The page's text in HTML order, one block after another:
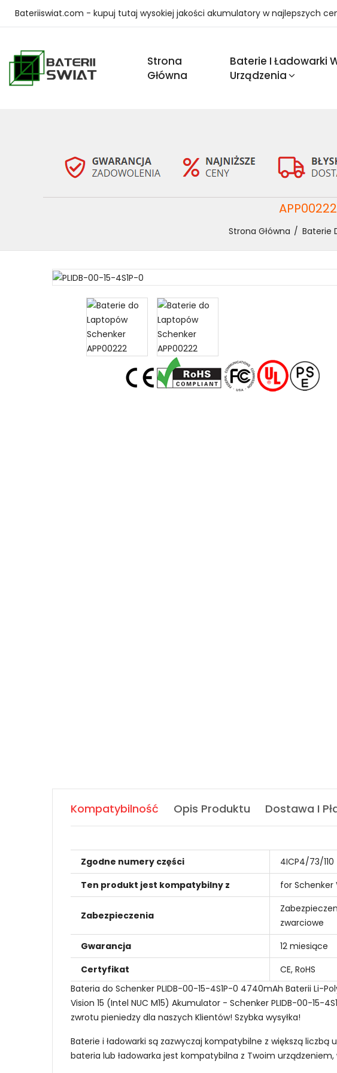
Bateriiswiat.com - kupuj tutaj wysokiej jakości akumulatory w najlepszych
Strona
Główna
Baterie I Ładowarki
Urządzenia
Strona Główna Baterie
Kompatybilność Opis Produktu Dostawa I
Zgodne numery części 4ICP4/73/110
Ten produkt jest kompatybilny z
for Schenker
Zabezpieczenia
zwarciowe
Gwarancja
12 miesiące
Certyfikat
CE, RoHS
Bateria do Schenker PLIDB-00-15-4S1P-0 4740mAh Baterii
Vision 15 (Intel NUC M15) Akumulator - Schenker PLIDB-00-
zwrotu pieniedzy dla naszych Klientów! Szybka wysyłka!
Baterie i ładowarki są zazwyczaj kompatybilne z większą
bateria lub ładowarka jest kompatybilna z Twoim